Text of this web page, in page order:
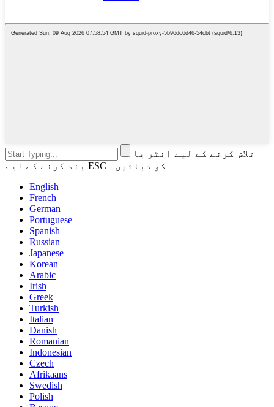
تلاش کرنے کے لیے انٹر یا
بند کرنے کے لیے ESC کو دبائیں۔
English
French
German
Portuguese
Spanish
Russian
Japanese
Korean
Arabic
Irish
Greek
Turkish
Italian
Danish
Romanian
Indonesian
Czech
Afrikaans
Swedish
Polish